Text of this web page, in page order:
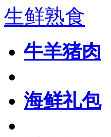
生鲜熟食
牛羊猪肉
海鲜礼包